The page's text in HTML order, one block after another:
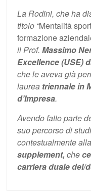
La Rodini, che ha
titolo “Mentalità
formazione
il Prof.Massimo
Excellence (USE)
che le aveva già
laurea triennale in
d’Impresa.
Avendo fatto parte
suo percorso di
contestualmente
supplement, che
carriera duale del/